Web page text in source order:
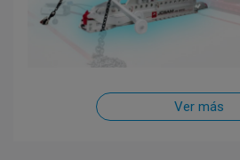
Ver más